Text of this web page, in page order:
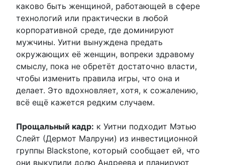
каково быть женщиной, работающей в сфере
технологий или практически в любой
корпоративной среде, где доминируют
мужчины. Уитни вынуждена предать
окружающих её женщин, вопреки здравому
смыслу, пока не обретёт достаточно власти,
чтобы изменить правила игры, что она и
делает. Это вдохновляет, хотя, к сожалению,
всё ещё кажется редким случаем.
Прощальный кадр: к Уитни подходит Мэтью
Слейт (Дермот Малруни) из инвестиционной
группы Blackstone, который сообщает ей, что
они выкупили долю Андреева и планируют